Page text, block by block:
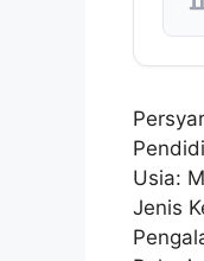
Usia:
Jenis